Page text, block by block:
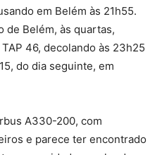
em Belém às 21h55.
de Belém, às quartas,
46, decolando às 23h25
do dia seguinte, em
A330-200, com
e parece ter encontrado